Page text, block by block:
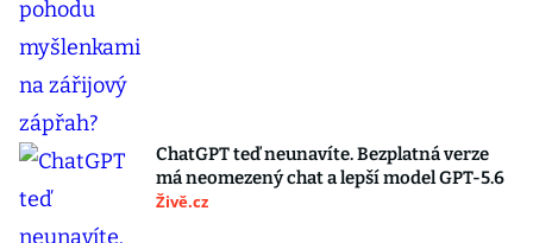
ChatGPT teď neunavíte. Bezplatná verze
má neomezený chat a lepší model GPT-5.6
Živě.cz